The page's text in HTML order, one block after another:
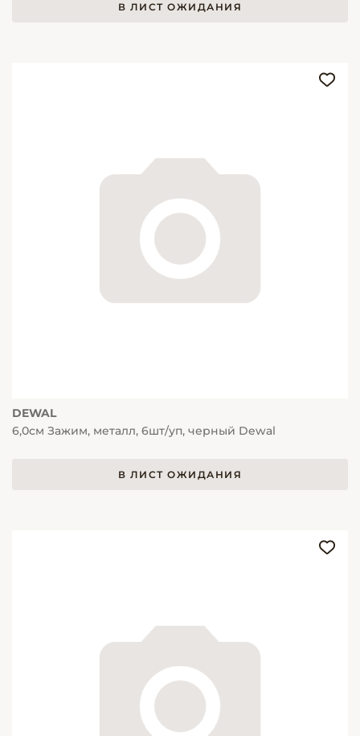
В ЛИСТ ОЖИДАНИЯ
DEWAL
6,0см Зажим, металл, 6шт/уп, черный Dewal
В ЛИСТ ОЖИДАНИЯ